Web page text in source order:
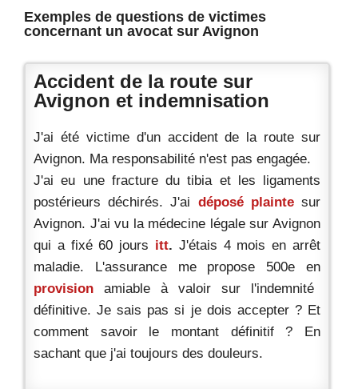
Exemples de questions de victimes
concernant un avocat sur Avignon
Accident de la route sur
Avignon et indemnisation
J'ai été victime d'un accident de la route sur
Avignon. Ma responsabilité n'est pas engagée.
J'ai eu une fracture du tibia et les ligaments
postérieurs déchirés. J'ai déposé plaintesur
Avignon. J'ai vu la médecine légale sur Avignon
qui a fixé 60 jours itt. J'étais 4 mois en arrêt
maladie. L'assurance me propose 500e en
provision
amiable à valoir sur l'indemnité
définitive. Je sais pas si je dois accepter ? Et
comment savoir le montant définitif ? En
sachant que j'ai toujours des douleurs.